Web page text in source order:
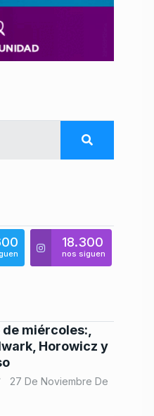
18.300
nos siguen
miércoles:,
Horowicz y
27 De Noviembre De